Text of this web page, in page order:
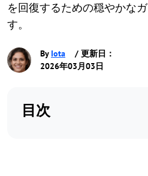
を回復するための穏やかな
す。
By Iota
/ 更新日：
2026年03月03日
目次